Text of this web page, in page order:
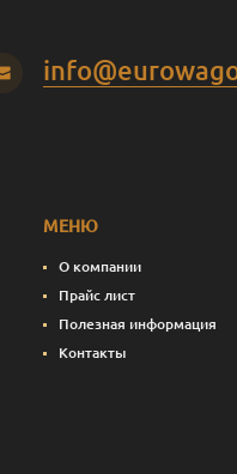
МЕНЮ
О компании
Прайс лист
Полезная информация
Контакты